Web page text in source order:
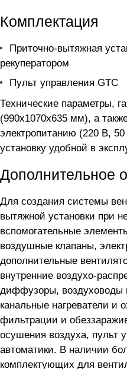
Комплектация
Приточно-вытяжная
рекуператором
Пульт управления GTC
Технические параметры,
(990x1070x635 мм), а
электропитанию (220 В,
установку удобной в
Дополнительное
Для создания системы
вытяжной установки при
вспомогательные
воздушные клапаны,
дополнительные
внутренние воздухо-
диффузоры, воздуховоды
канальные нагреватели и
фильтрации и
осушения воздуха, пульт
автоматики. В наличии
комплектующих для